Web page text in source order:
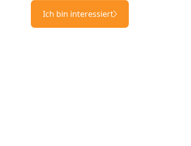
Ich bin interessiert